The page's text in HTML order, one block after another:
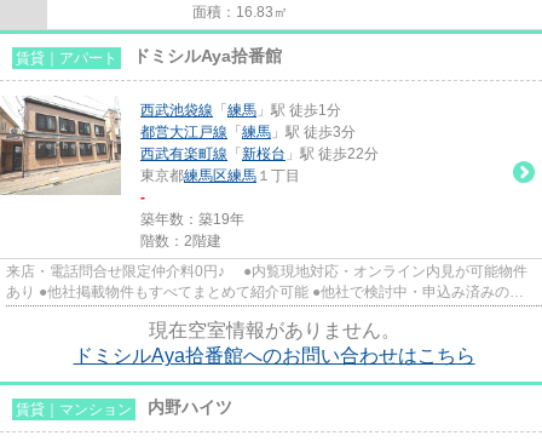
面積：16.83㎡
賃貸｜アパート ドミシルAya拾番館
西武池袋線 「 練馬 」駅 徒歩1分
都営大江戸線 「 練馬 」駅 徒歩3分
西武有楽町線 「 新桜台 」駅 徒歩22分
東京都練馬区練馬 １丁目
-
築年数：築19年
階数：2階建
来店・電話問合せ限定仲介料0円♪ ●内覧現地対応・オンライン内見が可能物件
あり ●他社掲載物件もすべてまとめて紹介可能 ●他社で検討中・申込み済みのお
現在空室情報がありません。
ドミシルAya拾番館へのお問い合わせはこちら
賃貸｜マンション 内野ハイツ